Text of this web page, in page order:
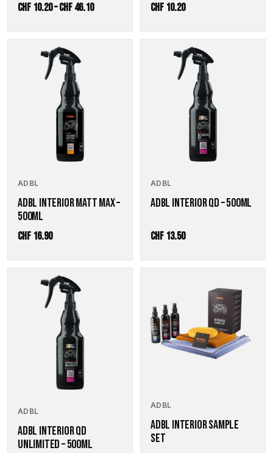
CHF 10.20–CHF46.10Preisspanne:
bis
CHF 10.20
ADBL
ADBL INTERIOR MATT MAX –
500ML
CHF 16.90
ADBL
ADBL INTERIOR QD – 500ML
CHF 13.50
ADBL
ADBL INTERIOR QD
UNLIMITED – 500ML
ADBL
ADBL INTERIOR SAMPLE
SET